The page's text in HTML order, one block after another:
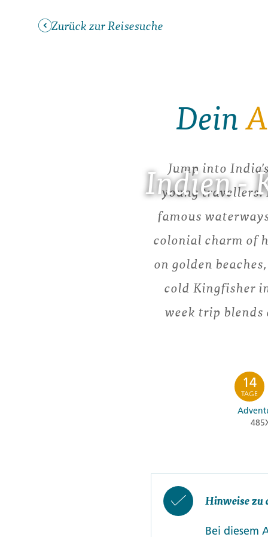
Indien -
Zurück zur Reisesuche
Dein
Jump into
young travellers.
famous
colonial charm of
on golden
cold Kingfisher
week trip
14
TAGE
Hinweise zu
Bei diesem